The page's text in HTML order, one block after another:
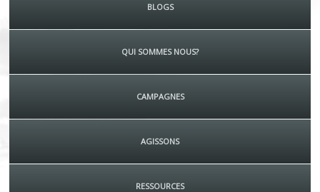
BLOGS
QUI SOMMES NOUS?
CAMPAGNES
AGISSONS
RESSOURCES